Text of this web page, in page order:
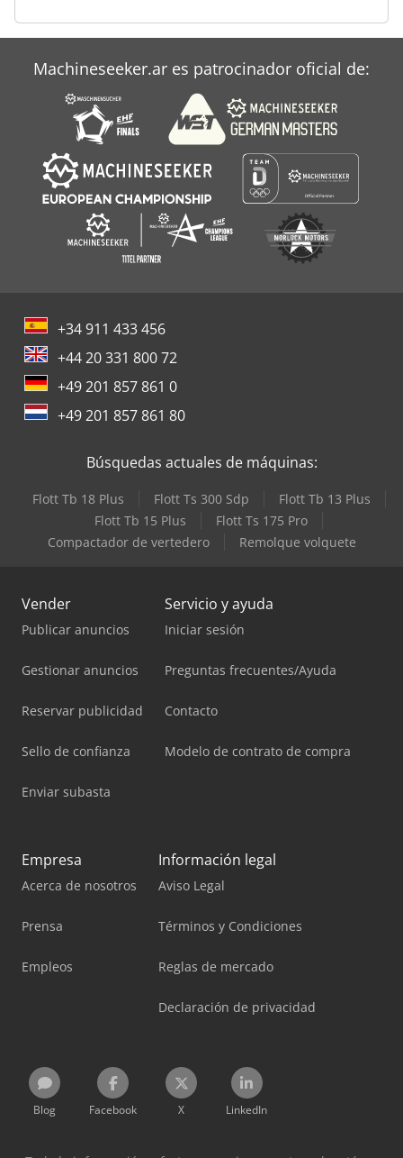
Machineseeker.ar es patrocinador oficial de:
+34 911 433 456
+44 20 331 800 72
+49 201 857 861 0
+49 201 857 861 80
Búsquedas actuales de máquinas:
Flott Tb 18 Plus Flott Ts 300 Sdp
Flott Tb 13 Plus
Flott Tb 15 Plus
Flott Ts 175 Pro
Compactador de vertedero
Remolque volquete
Vender
Publicar anuncios
Gestionar anuncios
Reservar publicidad
Sello de confianza
Enviar subasta
Servicio y ayuda
Iniciar sesión
Preguntas frecuentes/Ayuda
Contacto
Modelo de contrato de compra
Empresa
Acerca de nosotros
Prensa
Empleos
Información legal
Aviso Legal
Términos y Condiciones
Reglas de mercado
Declaración de privacidad
Blog Facebook X LinkedIn